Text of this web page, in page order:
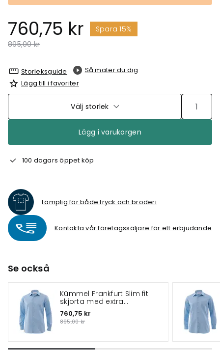
760,75 kr
Spara 15%
Pris nedsatt från
895,00 krtill
Storleksguide
Så mäter du dig
Lägg till i favoriter
Välj storlek
Lägg i varukorgen
100 dagars öppet köp
Lämplig för både tryck och broderi
Kontakta vår företagssäljare för ett erbjudande
Se också
Kümmel Frankfurt Slim fit
skjorta med extra
ärmlängd
760,75 kr
895,00 kr